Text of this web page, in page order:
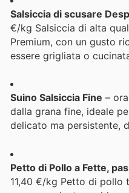
Salsiccia di scusare
€/kg Salsiccia di alta
Premium, con un gusto
essere grigliata o
Suino Salsiccia Fine –
dalla grana fine, ideale
delicato ma persistente,
Petto di Pollo a Fette,
11,40 €/kg Petto di